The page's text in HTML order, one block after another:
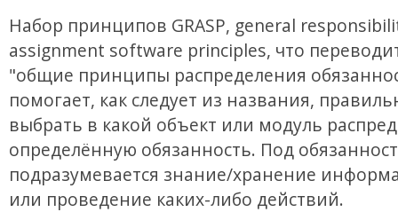
Набор принципов GRASP, general
assignment software principles, что
"общие принципы распределения
помогает, как следует из названия,
выбрать в какой объект или модуль
определённую обязанность. Под
подразумевается знание/хранение
или проведение каких-либо действий.